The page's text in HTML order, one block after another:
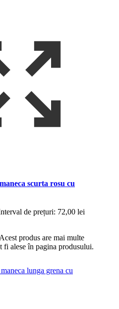
scurta rosu cu
de prețuri: 72,00 lei
Acest produs are mai multe
alese în pagina produsului.